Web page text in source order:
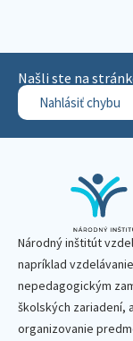
Našli ste na
Nahlásiť chybu
Národný inštitút
napríklad
nepedagogickým
školských zariadení,
organizovanie